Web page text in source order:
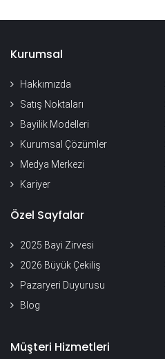
Kurumsal
Hakkımızda
Satış Noktaları
Bayilik Modelleri
Kurumsal Çözümler
Medya Merkezi
Kariyer
Özel Sayfalar
2025 Bayi Zirvesi
2026 Büyük Çekiliş
Pazaryeri Duyurusu
Blog
Müşteri Hizmetleri